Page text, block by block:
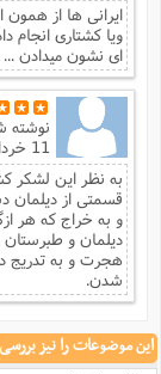
ایرانی ها از همون
ویا کشتاری انجام
ای نشون میدادن ...
نوشته
11 خرداد 1398
به نظر این لشکر
قسمتی از دیلمان
و به خراج که هر
هجرت و به تدریج
شدن.
این موضوعات را نیز